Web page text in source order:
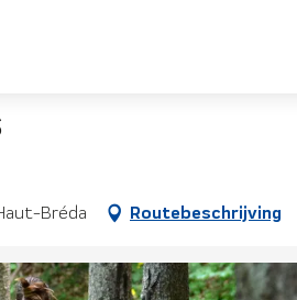
Bréda Routebeschrijving